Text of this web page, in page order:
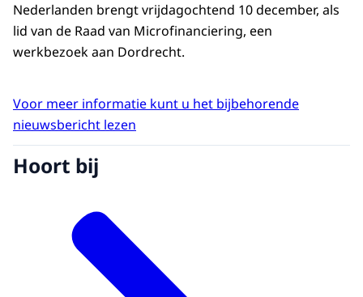
Nederlanden brengt vrijdagochtend 10 december, als
lid van de Raad van Microfinanciering, een
werkbezoek aan Dordrecht.
Voor meer informatie kunt u het bijbehorende
nieuwsbericht lezen
Hoort bij